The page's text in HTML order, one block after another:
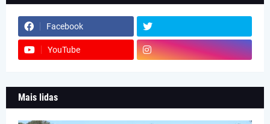
Facebook
YouTube
Mais lidas